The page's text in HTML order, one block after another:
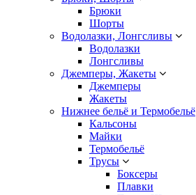
Брюки
Шорты
Водолазки, Лонгсливы
Водолазки
Лонгсливы
Джемперы, Жакеты
Джемперы
Жакеты
Нижнее бельё и Термобельё
Кальсоны
Майки
Термобельё
Трусы
Боксеры
Плавки